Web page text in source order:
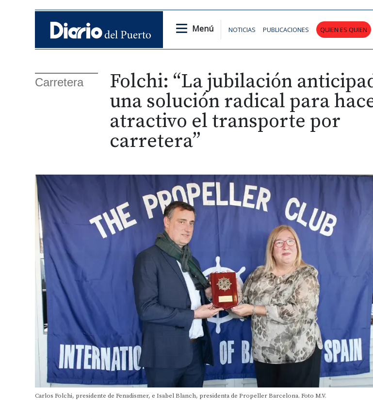
Menú NOTICIAS PUBLICACIONES QUIEN ES QUIEN
Carretera
Folchi: “La jubilación
una solución radical para
atractivo el transporte por
carretera”
Carlos Folchi, presidente de Fenadismer, e Isabel Blanch, presidenta de Propeller Barcelona. Foto M.V.